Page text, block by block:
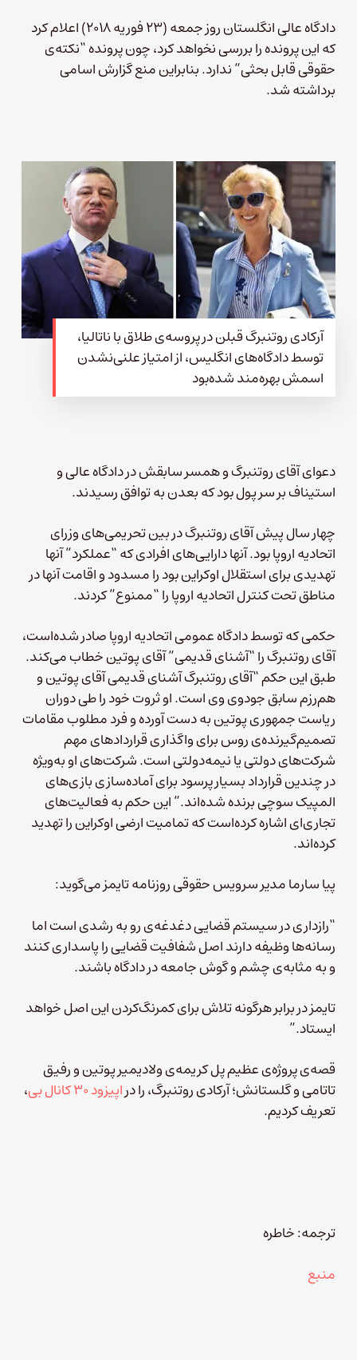
دادگاه عالی انگلستان روز جمعه (۲۳ فوریه ۲۰۱۸) اعلام کرد
که این پرونده را بررسی نخواهد کرد، چون پرونده “نکته‌ی
حقوقی قابل بحثی” ندارد. بنابراین منع گزارش اسامی
برداشته شد.
آرکادی روتنبرگ قبلن در پروسه‌‌ی طلاق با ناتالیا،
توسط دادگاه‌های انگلیس، از امتیاز علنی‌نشدن
اسمش بهره‌مند شده‌بود
دعوای آقای روتنبرگ و همسر سابقش در دادگاه عالی و
استیناف بر سر پول بود که بعدن به توافق رسیدند.
چهار سال پیش آقای روتنبرگ در بین تحریمی‌های وزرای
اتحادیه اروپا بود. آنها دارایی‌های افرادی که “عملکرد” آنها
تهدیدی برای استقلال اوکراین بود را مسدود و اقامت آنها در
مناطق تحت کنترل اتحادیه اروپا را “ممنوع” کردند.
حکمی که توسط دادگاه عمومی اتحادیه اروپا صادر شده‌است،
آقای روتنبرگ را “آشنای قدیمی” آقای پوتین خطاب می‌کند.
طبق این حکم “آقای روتنبرگ آشنای قدیمی آقای پوتین و
هم‌رزم سابق جودوی وی است. او ثروت خود را طی دوران
ریاست جمهوری پوتین به دست آورده و فرد مطلوب مقامات
تصمیم‌گیرنده‌ی روس برای واگذاری قراردادهای مهم
شرکت‌های دولتی یا نیمه‌دولتی است. شرکت‌های او به‌ویژه
در چندین قرارداد بسیار پرسود برای آماده‌سازی بازی‌های
المپیک سوچی برنده شده‌اند.” این حکم به فعالیت‌های
تجاری‌ای اشاره کرده‌است که تمامیت ارضی اوکراین را تهدید
کرده‌اند.
پیا سارما مدیر سرویس حقوقی روزنامه تایمز می‌گوید:
“رازداری در سیستم قضایی دغدغه‌ی رو به رشدی است اما
رسانه‌ها وظیفه دارند اصل شفافیت قضایی را پاسداری کنند
و به مثابه‌ی چشم و گوش جامعه در دادگاه باشند.
تایمز در برابر هرگونه تلاش برای کمرنگ‌کردن این اصل خواهد
ایستاد.”
قصه‌ی پروژه‌ی عظیم پل کریمه‌ی ولادیمیر پوتین و رفیق
تاتامی و گلستانش؛ آرکادی روتنبرگ، را دراپیزود ۳۰ کانال بی
،
تعریف کردیم.
ترجمه: خاطره
منبع